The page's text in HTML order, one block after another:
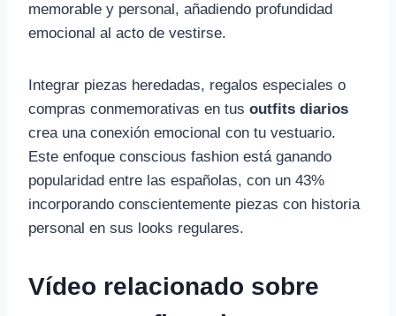
memorable y personal, añadiendo profundidad
emocional al acto de vestirse.
Integrar piezas heredadas, regalos especiales o
compras conmemorativas en tus outfits diarios
crea una conexión emocional con tu vestuario.
Este enfoque conscious fashion está ganando
popularidad entre las españolas, con un 43%
incorporando conscientemente piezas con historia
personal en sus looks regulares.
Vídeo relacionado sobre